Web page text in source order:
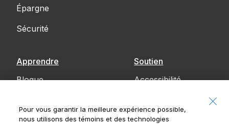
Épargne
Sécurité
Apprendre
Blogue
Soutien
Accessibilité
avec nous
Pour vous garantir la meilleure expérience possible,
nous utilisons des témoins et des technologies